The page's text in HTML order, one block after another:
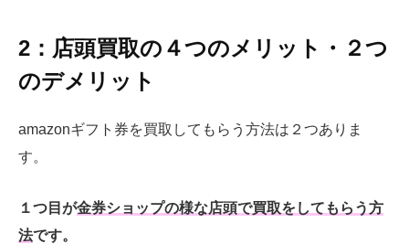
2：店頭買取の４つのメリット・２つ
のデメリット
amazonギフト券を買取してもらう方法は２つありま
す。
１つ目が金券ショップの様な店頭で買取をしてもらう方
法です。